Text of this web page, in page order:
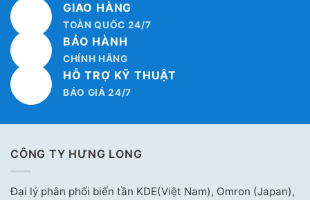
GIAO HÀNG
TOÀN QUỐC 24/7
BẢO HÀNH
CHÍNH HÃNG
HỖ TRỢ KỸ THUẬT
BÁO GIÁ 24/7
CÔNG TY HƯNG LONG
Đại lý phân phối biến tần KDE(Việt Nam), Omron (Japan),